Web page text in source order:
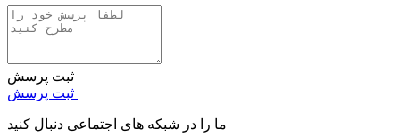
ثبت پرسش
ما را در شبکه های اجتماعی دنبال کنید